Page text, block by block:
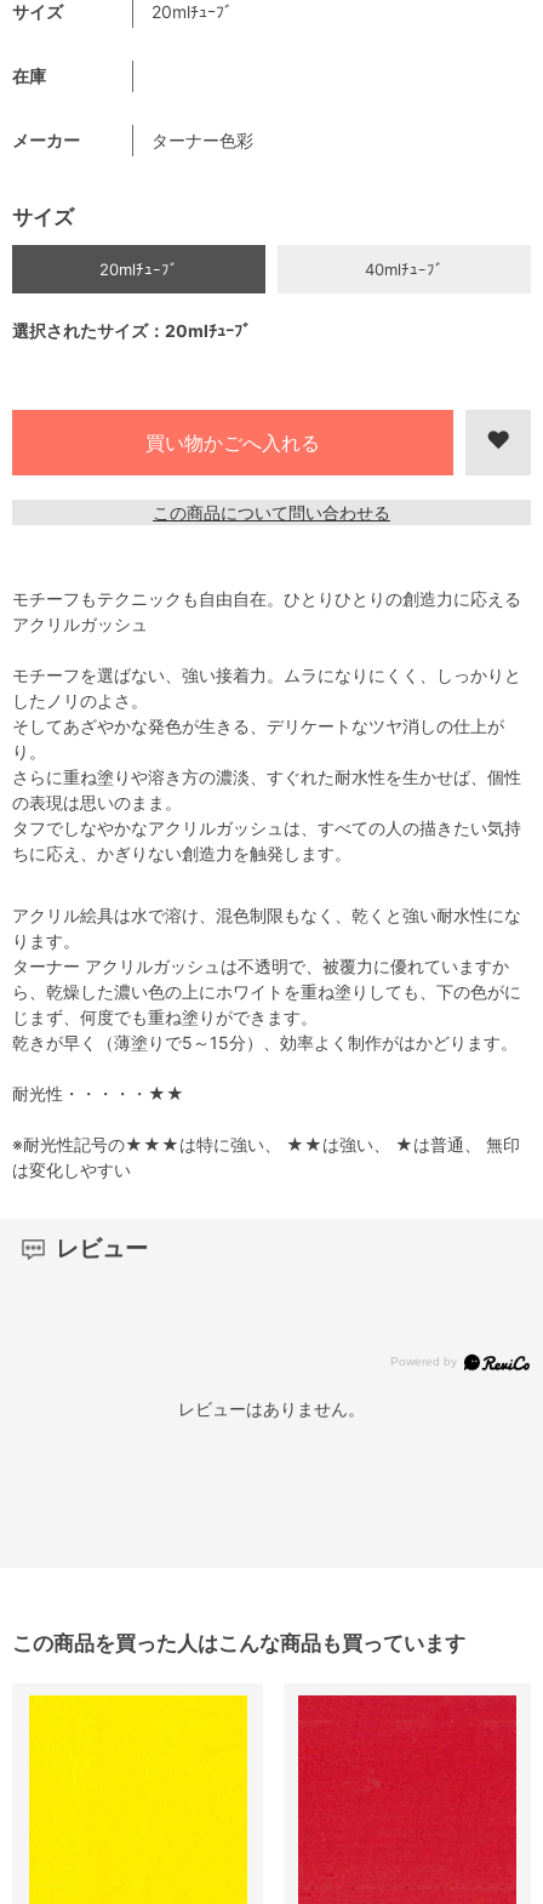
サイズ 20mlﾁｭｰﾌﾞ
在庫
メーカー ターナー色彩
サイズ
20mlﾁｭｰﾌﾞ 40mlﾁｭｰﾌﾞ
選択されたサイズ：20mlﾁｭｰﾌﾞ
この商品について問い合わせる
モチーフもテクニックも自由自在。ひとりひとりの創造力に応える
アクリルガッシュ
モチーフを選ばない、強い接着力。ムラになりにくく、しっかりと
したノリのよさ。
そしてあざやかな発色が生きる、デリケートなツヤ消しの仕上が
り。
さらに重ね塗りや溶き方の濃淡、すぐれた耐水性を生かせば、個性
の表現は思いのまま。
タフでしなやかなアクリルガッシュは、すべての人の描きたい気持
ちに応え、かぎりない創造力を触発します。
アクリル絵具は水で溶け、混色制限もなく、乾くと強い耐水性にな
ります。
ターナー アクリルガッシュは不透明で、被覆力に優れていますか
ら、乾燥した濃い色の上にホワイトを重ね塗りしても、下の色がに
じまず、何度でも重ね塗りができます。
乾きが早く（薄塗りで5～15分）、効率よく制作がはかどります。
耐光性・・・・・★★
※耐光性記号の★★★は特に強い、 ★★は強い、 ★は普通、 無印
は変化しやすい
レビュー
レビューはありません。
この商品を買った人はこんな商品も買っています